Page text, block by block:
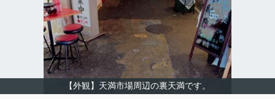
【外観】天満市場周辺の裏天満です。